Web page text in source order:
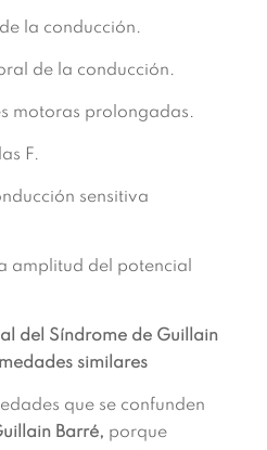
la conducción.
de la conducción.
motoras prolongadas.
F.
sensitiva
amplitud del potencial
del Síndrome de Guillain
similares
que se confunden
Barré, porque